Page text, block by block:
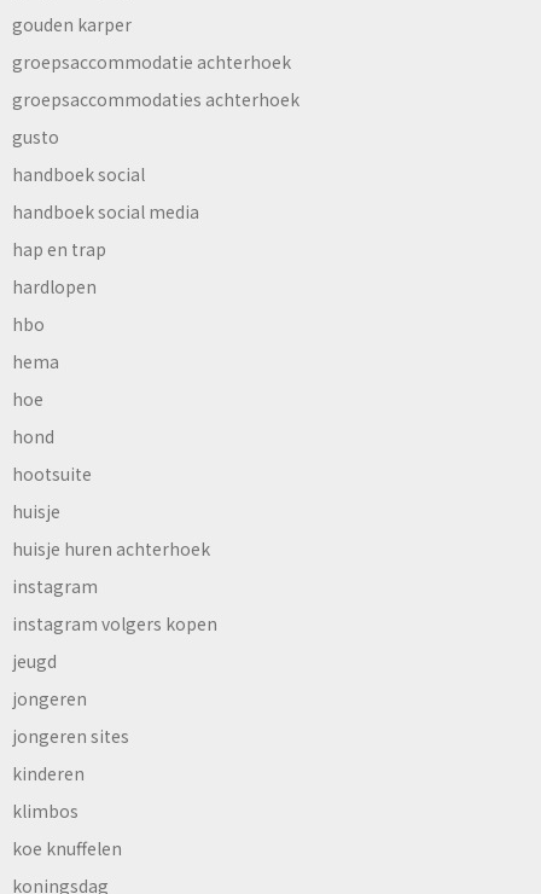
gouden karper
groepsaccommodatie achterhoek
groepsaccommodaties achterhoek
gusto
handboek social
handboek social media
hap en trap
hardlopen
hbo
hema
hoe
hond
hootsuite
huisje
huisje huren achterhoek
instagram
instagram volgers kopen
jeugd
jongeren
jongeren sites
kinderen
klimbos
koe knuffelen
koningsdag